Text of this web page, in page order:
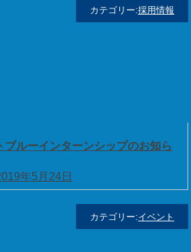
カテゴリー:採用情報
ブルーインターンシップのお知ら
年5月24日
カテゴリー:イベント